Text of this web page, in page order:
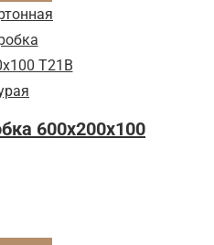
600x200x100